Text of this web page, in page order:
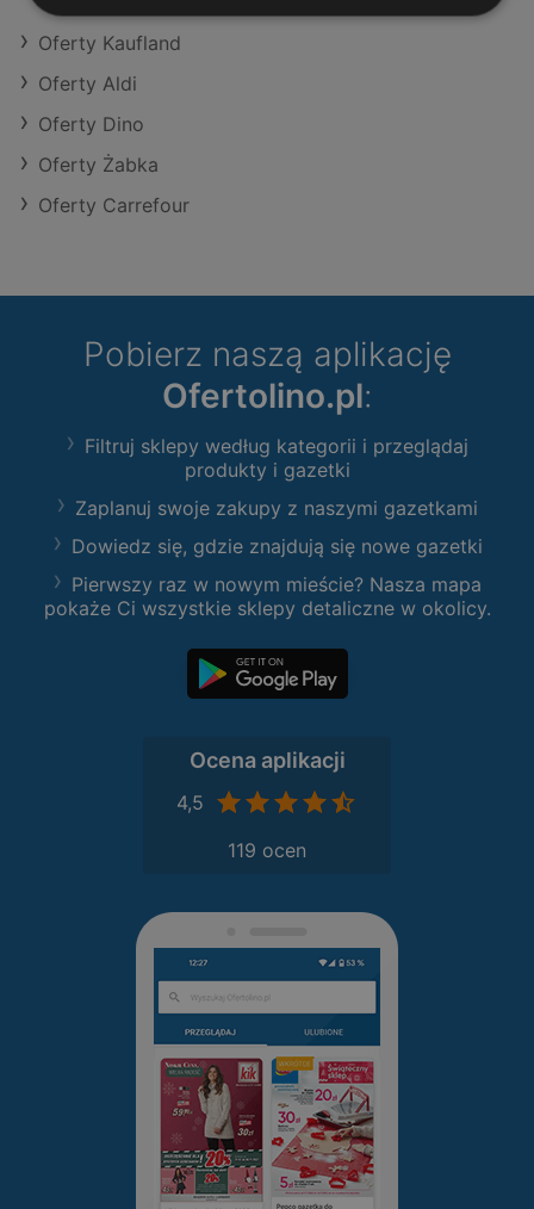
Oferty Kaufland
Oferty Aldi
Oferty Dino
Oferty Żabka
Oferty Carrefour
Pobierz naszą aplikację
Ofertolino.pl:
Filtruj sklepy według kategorii i przeglądaj
produkty i gazetki
Zaplanuj swoje zakupy z naszymi gazetkami
Dowiedz się, gdzie znajdują się nowe gazetki
Pierwszy raz w nowym mieście? Nasza mapa
pokaże Ci wszystkie sklepy detaliczne w okolicy.
Ocena aplikacji
4,5
119 ocen